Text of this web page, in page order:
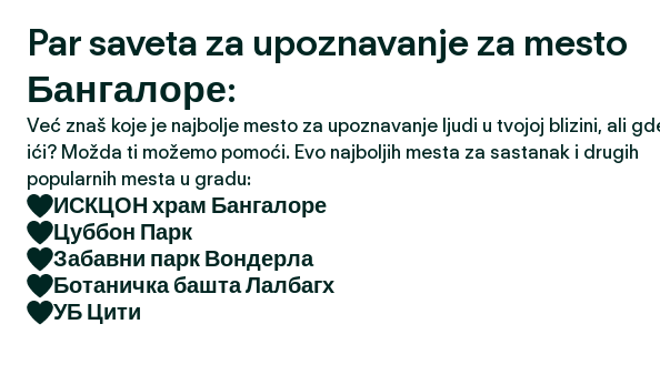
i
c
a
Par saveta za upoznavanje za mesto
Бангалоре:
Već znaš koje je najbolje mesto za upoznavanje ljudi u tvojoj blizini, ali
ići? Možda ti možemo pomoći. Evo najboljih mesta za sastanak i drugih
popularnih mesta u gradu:
ИСКЦОН храм Бангалоре
Цуббон Парк
Забавни парк Вондерла
Ботаничка башта Лалбагх
УБ Цити